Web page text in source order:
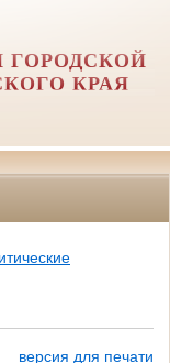
КРАЯ
версия для печати